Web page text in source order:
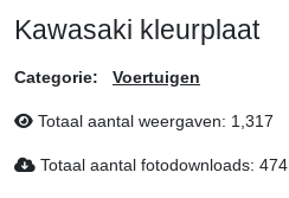
Kawasaki kleurplaat
Categorie: Voertuigen
Totaal aantal weergaven: 1,317
Totaal aantal fotodownloads: 474